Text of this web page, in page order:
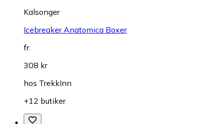
Kalsonger
Icebreaker Anatomica Boxer
fr.
308 kr
hos TrekkInn
+12 butiker